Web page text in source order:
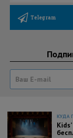
Telegram
КУДА